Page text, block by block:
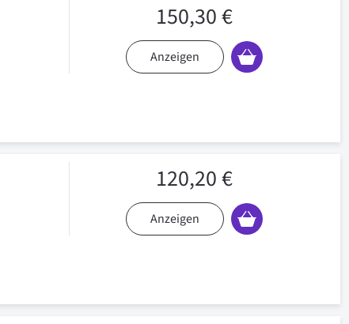
150,30 €
Anzeigen
120,20 €
Anzeigen